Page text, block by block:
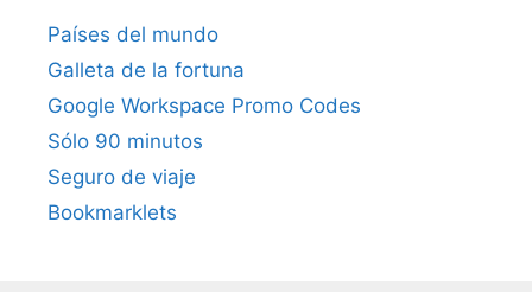
Países del mundo
Galleta de la fortuna
Google Workspace Promo Codes
Sólo 90 minutos
Seguro de viaje
Bookmarklets